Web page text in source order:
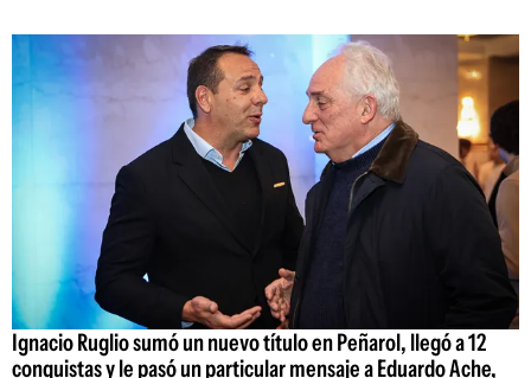
Ignacio Ruglio sumó un nuevo título en Peñarol, llegó a 12
conquistas y le pasó un particular mensaje a Eduardo Ache,